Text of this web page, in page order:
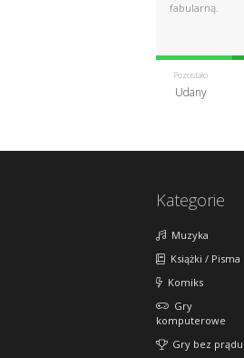
fabularną.
Pozostało
Udany
Kategorie
Muzyka
Książki / Pisma
Komiks
Gry
komputerowe
Gry bez prądu